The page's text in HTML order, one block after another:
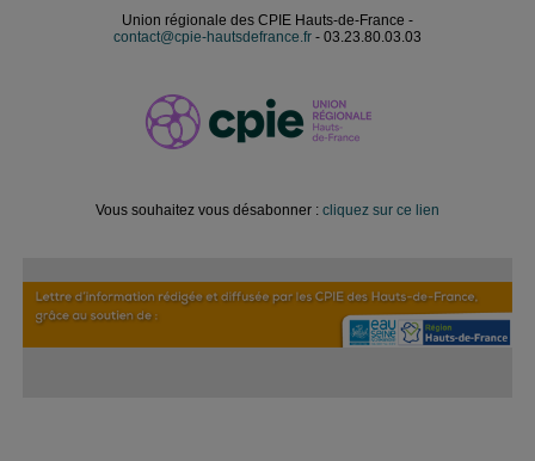
Union régionale des CPIE Hauts-de-France -
contact@cpie-hautsdefrance.fr - 03.23.80.03.03
Vous souhaitez vous désabonner : cliquez sur ce lien